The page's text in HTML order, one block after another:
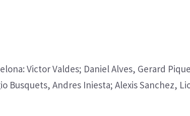
Victor Valdes; Daniel Alves, Gerard
Busquets, Andres Iniesta; Alexis Sanchez,